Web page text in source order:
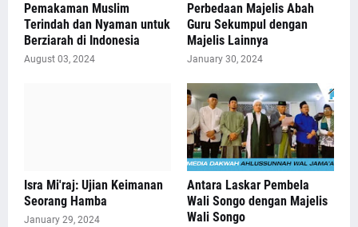
Pemakaman Muslim
Terindah dan Nyaman untuk
Berziarah di Indonesia
August 03, 2024
Perbedaan Majelis Abah
Guru Sekumpul dengan
Majelis Lainnya
January 30, 2024
Isra Mi'raj: Ujian Keimanan
Seorang Hamba
January 29, 2024
Antara Laskar Pembela
Wali Songo dengan Majelis
Wali Songo